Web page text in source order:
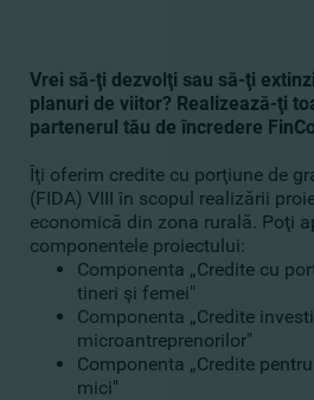
Vrei să-ţi dezvolţi sau să-ţi
planuri de viitor? Realizează-ţi
partenerul tău de încredere
Îţi oferim credite cu porţiune de
(FIDA) VIII în scopul realizării
economică din zona rurală. Poţi
componentele proiectului:
Componenta „Credite cu
tineri şi femei"
Componenta „Credite
microantreprenorilor"
Componenta „Credite
mici"